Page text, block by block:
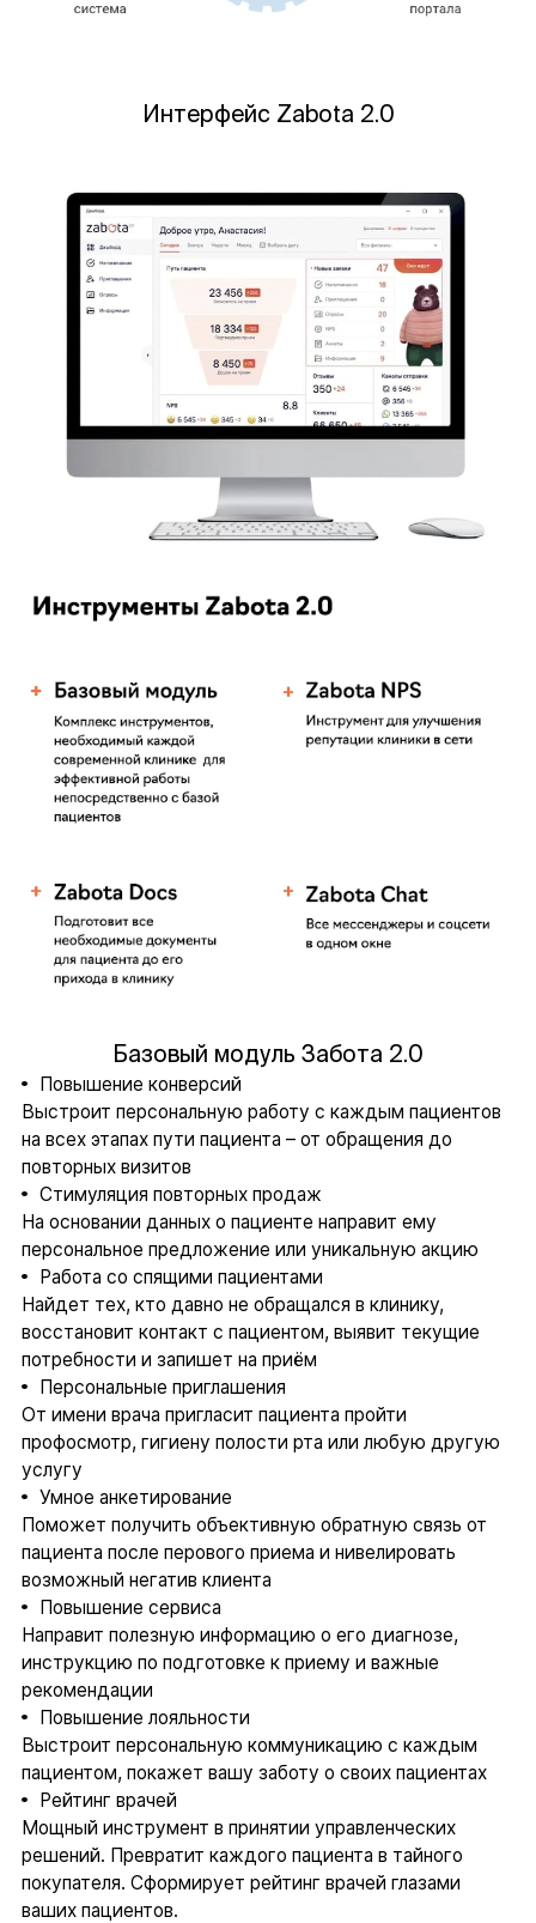
Интерфейс Zabota 2.0
Базовый модуль Забота 2.0
Повышение конверсий
Выстроит персональную работу с каждым пациентов
на всех этапах пути пациента – от обращения до
повторных визитов
Стимуляция повторных продаж
На основании данных о пациенте направит ему
персональное предложение или уникальную акцию
Работа со спящими пациентами
Найдет тех, кто давно не обращался в клинику,
восстановит контакт с пациентом, выявит текущие
потребности и запишет на приём
Персональные приглашения
От имени врача пригласит пациента пройти
профосмотр, гигиену полости рта или любую другую
услугу
Умное анкетирование
Поможет получить объективную обратную связь от
пациента после перового приема и нивелировать
возможный негатив клиента
Повышение сервиса
Направит полезную информацию о его диагнозе,
инструкцию по подготовке к приему и важные
рекомендации
Повышение лояльности
Выстроит персональную коммуникацию с каждым
пациентом, покажет вашу заботу о своих пациентах
Рейтинг врачей
Мощный инструмент в принятии управленческих
решений. Превратит каждого пациента в тайного
покупателя. Сформирует рейтинг врачей глазами
ваших пациентов.